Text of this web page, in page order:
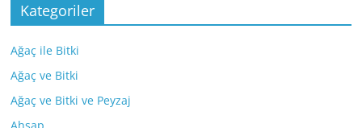
Kategoriler
Ağaç ile Bitki
Ağaç ve Bitki
Ağaç ve Bitki ve Peyzaj